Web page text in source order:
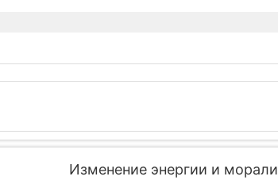
Изменение энергии и морали